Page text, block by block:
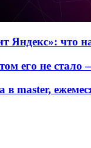
Яндекс»: что
его не стало
в master,